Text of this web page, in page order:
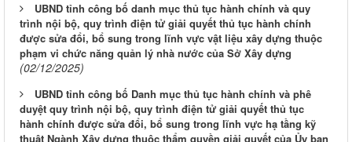
UBND tỉnh công bố danh mục thủ tục hành chính và quy
trình nội bộ, quy trình điện tử giải quyết thủ tục hành chính
được sửa đổi, bổ sung trong lĩnh vực vật liệu xây dựng thuộc
phạm vi chức năng quản lý nhà nước của Sở Xây dựng
(02/12/2025)
UBND tỉnh công bố Danh mục thủ tục hành chính và phê
duyệt quy trình nội bộ, quy trình điện tử giải quyết thủ tục
hành chính được sửa đổi, bổ sung trong lĩnh vực hạ tầng kỹ
thuật Ngành Xây dựng thuộc thẩm quyền giải quyết của Ủy ban
LỊCH CÔNG TÁC CỦA LÃNH ĐẠO SỞ XÂY DỰNG (Từ ngày
03/8 đến ngày 08/8/2026)